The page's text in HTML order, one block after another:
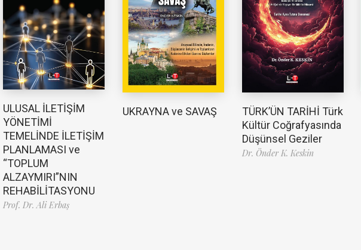
ULUSAL İLETİŞİM
YÖNETİMİ
TEMELİNDE İLETİŞİM
PLANLAMASI ve
“TOPLUM
ALZAYMIRI”NIN
REHABİLİTASYONU
Prof. Dr. Ali Erbaş
UKRAYNA ve SAVAŞ
TÜRK’ÜN TARİHİ Türk
Kültür Coğrafyasında
Düşünsel Geziler
Dr. Önder K. Keskin